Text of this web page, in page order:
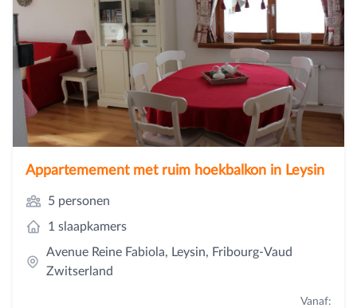
Appartemement met ruim hoekbalkon in Leysin
5 personen
1 slaapkamers
Avenue Reine Fabiola, Leysin, Fribourg-Vaud
Zwitserland
Vanaf: